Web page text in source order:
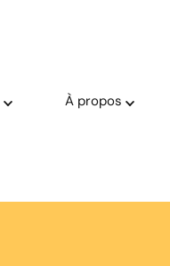
À propos